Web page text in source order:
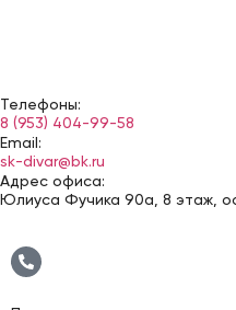
Телефоны:
8 (953) 404-99-58
Email:
sk-divar@bk.ru
Адрес офиса:
Юлиуса Фучика 90а, 8 этаж,